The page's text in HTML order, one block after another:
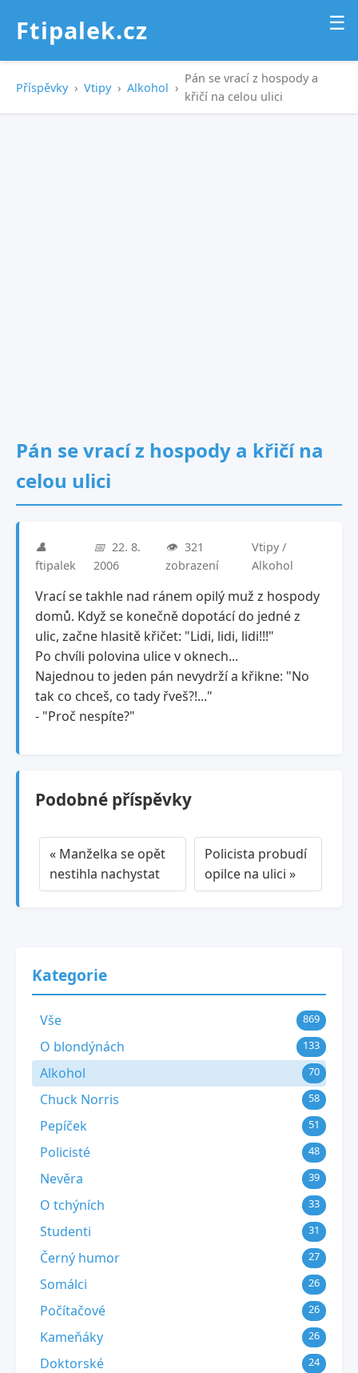
Ftipalek.cz ☰
Příspěvky › Vtipy › Alkohol ›
Pán se vrací z hospody a
křičí na celou ulici
Pán se vrací z hospody a křičí na
celou ulici
👤
ftipalek
📅 22. 8.
2006
👁️ 321
zobrazení
Vtipy /
Alkohol
Vrací se takhle nad ránem opilý muž z hospody
domů. Když se konečně dopotácí do jedné z
ulic, začne hlasitě křičet: "Lidi, lidi, lidi!!!"
Po chvíli polovina ulice v oknech...
Najednou to jeden pán nevydrží a křikne: "No
tak co chceš, co tady řveš?!..."
- "Proč nespíte?"
Podobné příspěvky
« Manželka se opět
nestihla nachystat
Policista probudí
opilce na ulici »
Kategorie
Vše 869
O blondýnách 133
Alkohol 70
Chuck Norris 58
Pepíček 51
Policisté 48
Nevěra 39
O tchýních 33
Studenti 31
Černý humor 27
Somálci 26
Počítačové 26
Kameňáky 26
Doktorské 24